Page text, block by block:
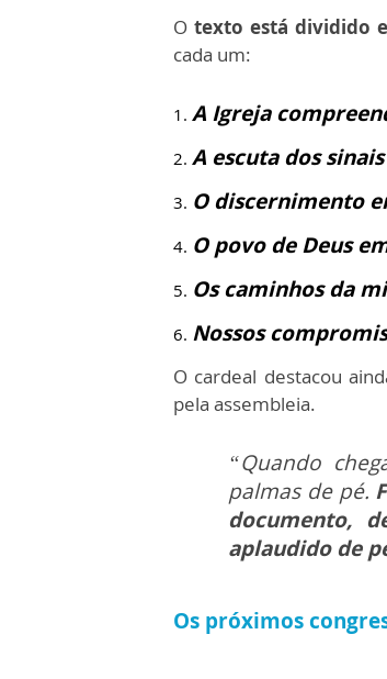
O texto está dividido
cada um:
A Igreja
A escuta dos sinais
O discernimento
O povo de Deus
Os caminhos da
Nossos
O cardeal destacou
pela assembleia.
“Quando
palmas de pé.
documento,
aplaudido de
Os próximos